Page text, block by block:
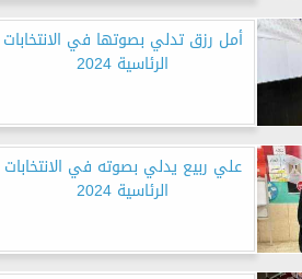
أمل رزق تدلي بصوتها في الانتخابات
الرئاسية 2024
علي ربيع يدلي بصوته في الانتخابات
الرئاسية 2024